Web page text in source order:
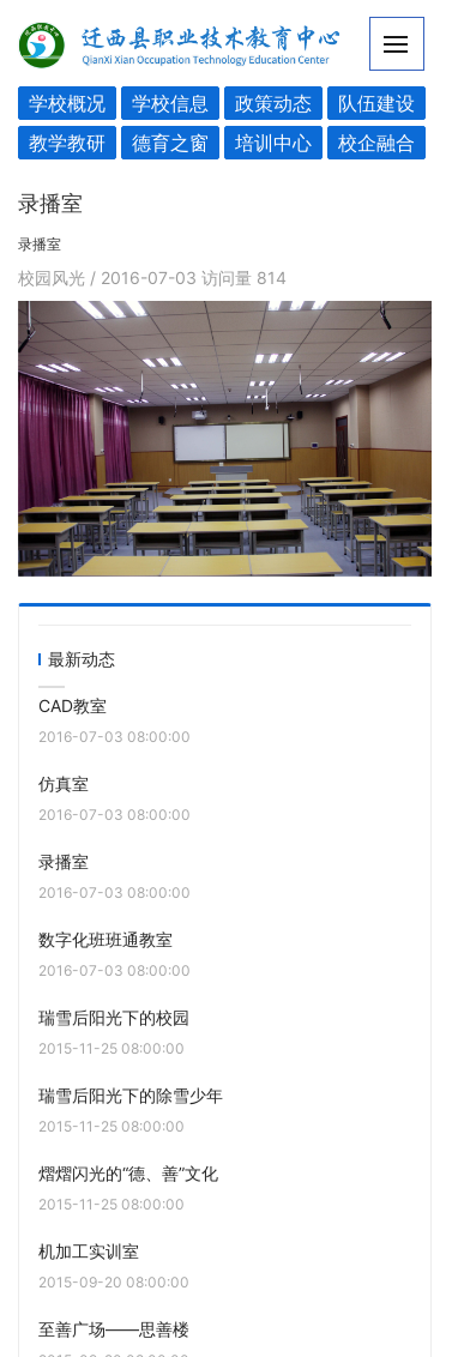
学校概况 学校信息 政策动态
队伍建设
教学教研
德育之窗 培训中心 校企融合
录播室
录播室
校园风光 / 2016-07-03 访问量 814
最新动态
CAD教室
2016-07-03 08:00:00
仿真室
2016-07-03 08:00:00
录播室
2016-07-03 08:00:00
数字化班班通教室
2016-07-03 08:00:00
瑞雪后阳光下的校园
2015-11-25 08:00:00
瑞雪后阳光下的除雪少年
2015-11-25 08:00:00
熠熠闪光的“德、善”文化
2015-11-25 08:00:00
机加工实训室
2015-09-20 08:00:00
至善广场——思善楼